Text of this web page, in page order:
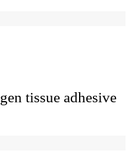
tissue adhesive